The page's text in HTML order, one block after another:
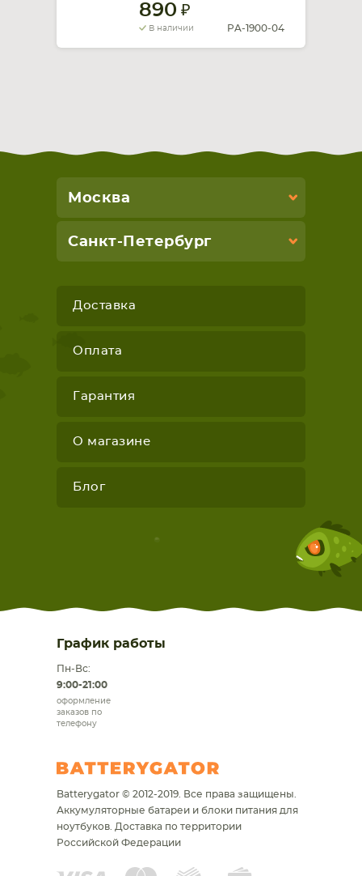
890
В наличии PA-1900-04
Москва
Санкт-Петербург
Доставка
Оплата
Гарантия
О магазине
Блог
График работы
Пн-Вс:
9:00-21:00
оформление
заказов по
телефону
Batterygator © 2012-2019. Все права защищены.
Аккумуляторные батареи и блоки питания для
ноутбуков. Доставка по территории
Российской Федерации